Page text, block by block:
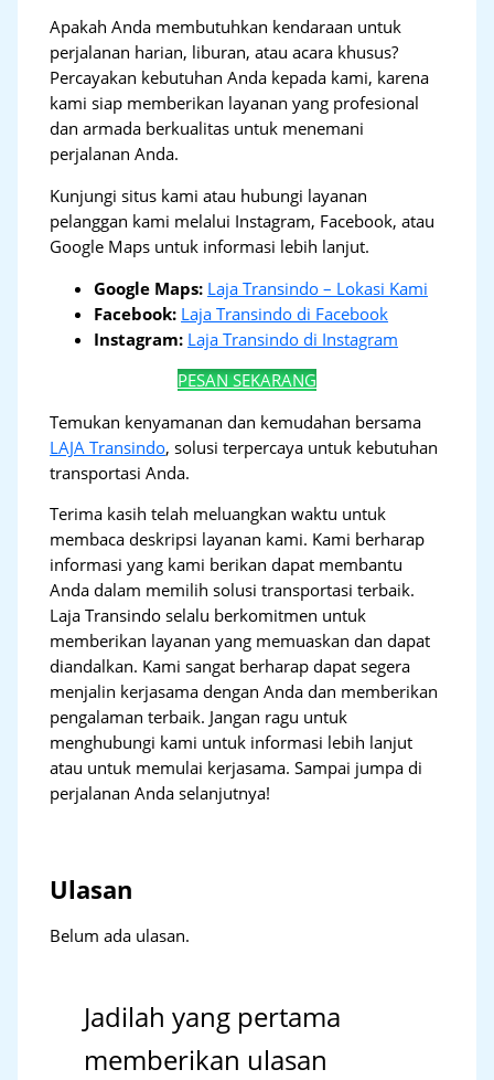
Apakah Anda membutuhkan kendaraan untuk
perjalanan harian, liburan, atau acara khusus?
Percayakan kebutuhan Anda kepada kami, karena
kami siap memberikan layanan yang profesional
dan armada berkualitas untuk menemani
perjalanan Anda.
Kunjungi situs kami atau hubungi layanan
pelanggan kami melalui Instagram, Facebook, atau
Google Maps untuk informasi lebih lanjut.
Google Maps: Laja Transindo – Lokasi Kami
Facebook: Laja Transindo di Facebook
Instagram: Laja Transindo di Instagram
PESAN SEKARANG
Temukan kenyamanan dan kemudahan bersama
LAJA Transindo, solusi terpercaya untuk kebutuhan
transportasi Anda.
Terima kasih telah meluangkan waktu untuk
membaca deskripsi layanan kami. Kami berharap
informasi yang kami berikan dapat membantu
Anda dalam memilih solusi transportasi terbaik.
Laja Transindo selalu berkomitmen untuk
memberikan layanan yang memuaskan dan dapat
diandalkan. Kami sangat berharap dapat segera
menjalin kerjasama dengan Anda dan memberikan
pengalaman terbaik. Jangan ragu untuk
menghubungi kami untuk informasi lebih lanjut
atau untuk memulai kerjasama. Sampai jumpa di
perjalanan Anda selanjutnya!
Ulasan
Belum ada ulasan.
Jadilah yang pertama
memberikan ulasan